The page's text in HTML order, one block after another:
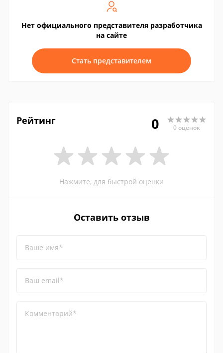
Нет официального представителя разработчика
на сайте
Стать представителем
Рейтинг 0 0 оценок
Нажмите, для быстрой оценки
Оставить отзыв
Ваше имя*
Ваш email*
Комментарий*